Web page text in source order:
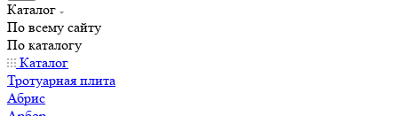
Каталог
По всему сайту
По каталогу
Каталог
Тротуарная плита
Абрис